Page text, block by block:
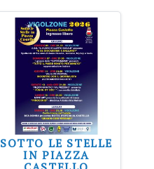
SOTTO LE STELLE
IN PIAZZA